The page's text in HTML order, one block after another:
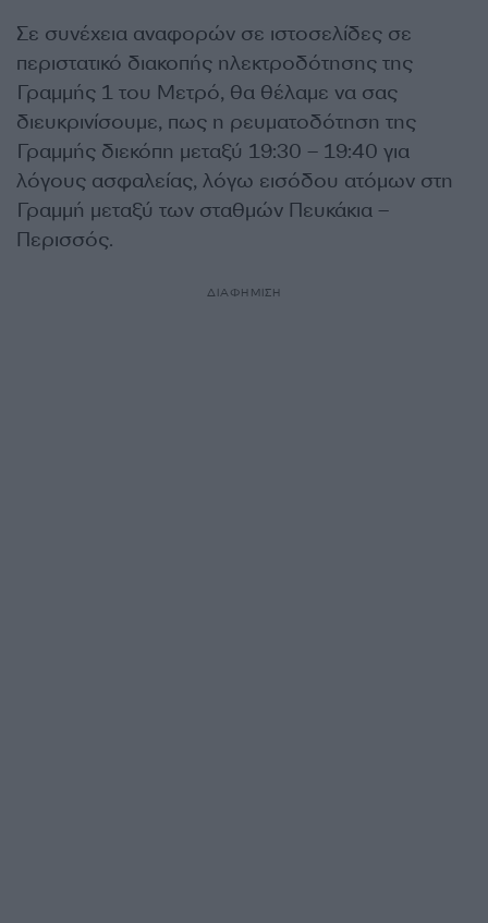
Σε συνέχεια αναφορών σε ιστοσελίδες σε
περιστατικό διακοπής ηλεκτροδότησης της
Γραμμής 1 του Μετρό, θα θέλαμε να σας
διευκρινίσουμε, πως η ρευματοδότηση της
Γραμμής διεκόπη μεταξύ 19:30 – 19:40 για
λόγους ασφαλείας, λόγω εισόδου ατόμων στη
Γραμμή μεταξύ των σταθμών Πευκάκια –
Περισσός.
ΔΙΑΦΗΜΙΣΗ